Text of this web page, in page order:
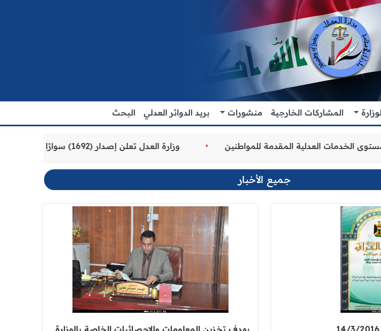
المشاركات الخارجية منشورات بريد الدوائر العدلي البحث
للارتقاء بمستوى الخدمات العدلية المقدمة للمواطنين وزارة العدل تعلن إصدار (1692) سوارًا إلكترونيًا لنزلاء سجن الناصرية المركزي لتنظيم التعاملات المالية داخل المؤسسات الإصلاحية
جميع الأخبار